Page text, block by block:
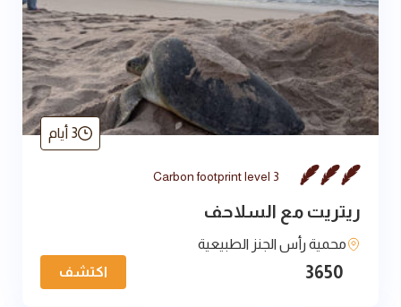
3 أيام
Carbon footprint level 3
ريتريت مع السلاحف
محمية رأس الجنز الطبيعية
3650 اكتشف